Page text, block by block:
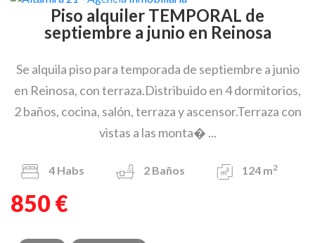
Piso alquiler TEMPORAL de
septiembre a junio en Reinosa
Se alquila piso para temporada de septiembre a junio
en Reinosa, con terraza.Distribuido en 4 dormitorios,
2 baños, cocina, salón, terraza y ascensor.Terraza con
vistas a las monta� ...
4 Habs 2 Baños 124 m2
850 €